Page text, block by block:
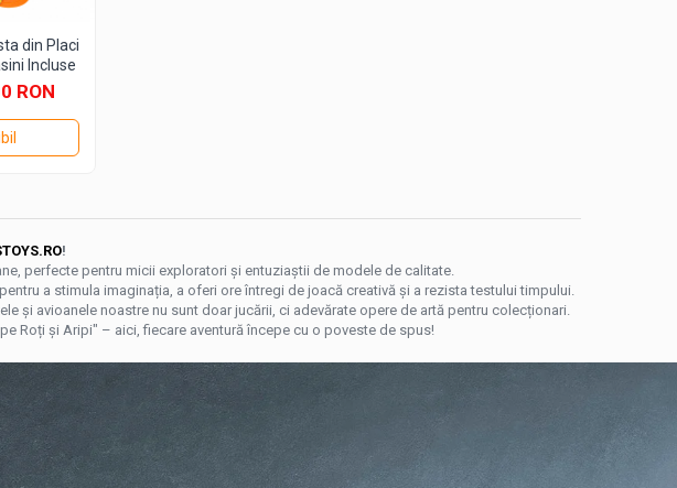
din Placi
Incluse
RON
!
perfecte pentru micii exploratori și entuziaștii de modele de calitate.
a stimula imaginația, a oferi ore întregi de joacă creativă și a rezista testului timpului.
și avioanele noastre nu sunt doar jucării, ci adevărate opere de artă pentru colecționari.
Roți și Aripi" – aici, fiecare aventură începe cu o poveste de spus!